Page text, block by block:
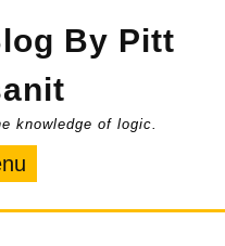
By Pitt
knowledge of logic.